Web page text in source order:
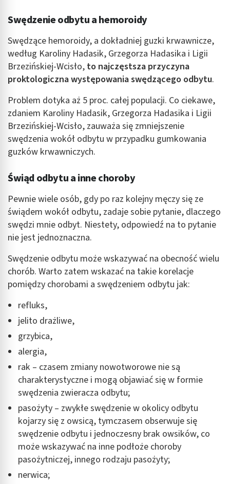
Swędzenie odbytu a hemoroidy
Swędzące hemoroidy, a dokładniej guzki krwawnicze,
według Karoliny Hadasik, Grzegorza Hadasika i Ligii
Brzezińskiej-Wcisło, to najczęstsza przyczyna
proktologiczna występowania swędzącego odbytu.
Problem dotyka aż 5 proc. całej populacji. Co ciekawe,
zdaniem Karoliny Hadasik, Grzegorza Hadasika i Ligii
Brzezińskiej-Wcisło, zauważa się zmniejszenie
swędzenia wokół odbytu w przypadku gumkowania
guzków krwawniczych.
Świąd odbytu a inne choroby
Pewnie wiele osób, gdy po raz kolejny męczy się ze
świądem wokół odbytu, zadaje sobie pytanie, dlaczego
swędzi mnie odbyt. Niestety, odpowiedź na to pytanie
nie jest jednoznaczna.
Swędzenie odbytu może wskazywać na obecność wielu
chorób. Warto zatem wskazać na takie korelacje
pomiędzy chorobami a swędzeniem odbytu jak:
refluks,
jelito drażliwe,
grzybica,
alergia,
rak – czasem zmiany nowotworowe nie są
charakterystyczne i mogą objawiać się w formie
swędzenia zwieracza odbytu;
pasożyty – zwykłe swędzenie w okolicy odbytu
kojarzy się z owsicą, tymczasem obserwuje się
swędzenie odbytu i jednoczesny brak owsików, co
może wskazywać na inne podłoże choroby
pasożytniczej, innego rodzaju pasożyty;
nerwica;